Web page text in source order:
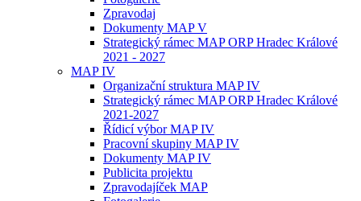
Zpravodaj
Dokumenty MAP V
Strategický rámec MAP ORP Hradec Králové
2021 - 2027
MAP IV
Organizační struktura MAP IV
Strategický rámec MAP ORP Hradec Králové
2021-2027
Řídicí výbor MAP IV
Pracovní skupiny MAP IV
Dokumenty MAP IV
Publicita projektu
Zpravodajíček MAP